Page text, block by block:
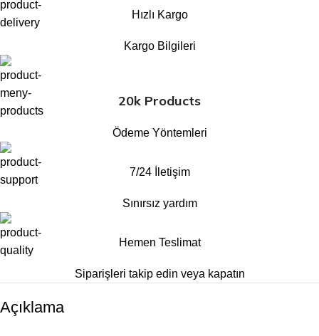
Hızlı Kargo
Kargo Bilgileri
20k Products
Ödeme Yöntemleri
7/24 İletişim
Sınırsız yardım
Hemen Teslimat
Siparişleri takip edin veya kapatın
Açıklama